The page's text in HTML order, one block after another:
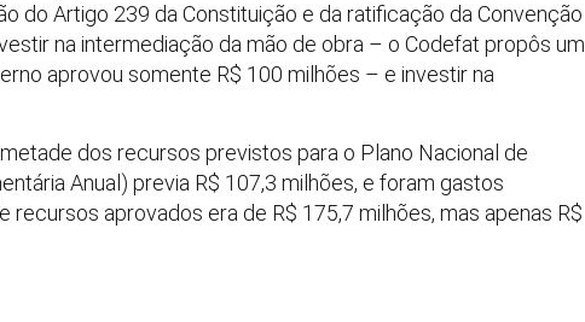
do Artigo 239 da Constituição e da ratificação da Convenção
na intermediação da mão de obra – o Codefat propôs um
aprovou somente R$ 100 milhões – e investir na
dos recursos previstos para o Plano Nacional de
Anual) previa R$ 107,3 milhões, e foram gastos
aprovados era de R$ 175,7 milhões, mas apenas R$